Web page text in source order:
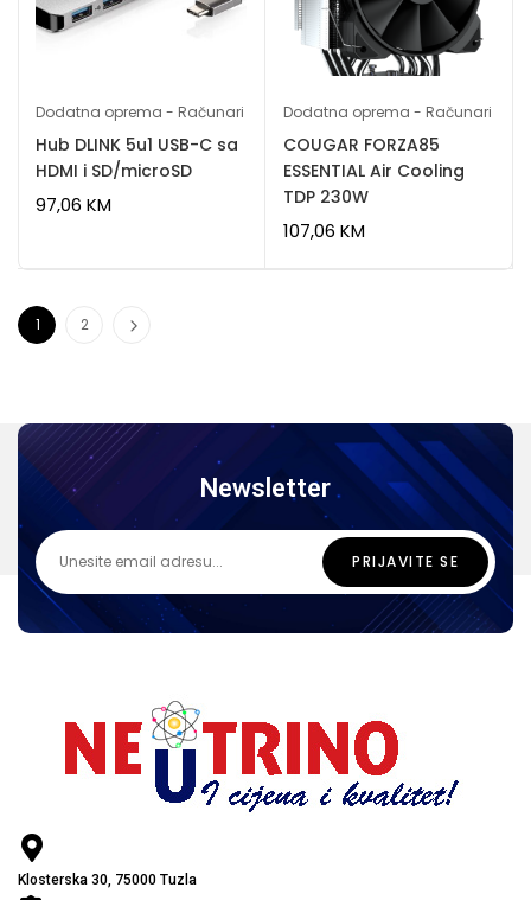
Dodatna oprema - Računari
Hub DLINK 5u1 USB-C sa
HDMI i SD/microSD
97,06 KM
Dodatna oprema - Računari
COUGAR FORZA85
ESSENTIAL Air Cooling
TDP 230W
107,06 KM
1 2
Newsletter
Klosterska 30, 75000 Tuzla